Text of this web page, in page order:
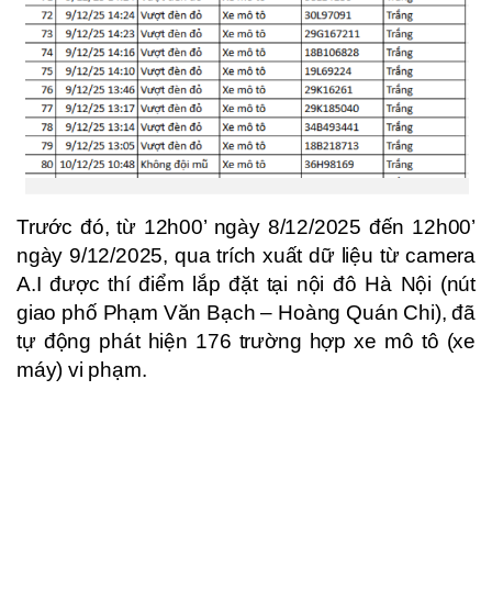
Trước đó, từ 12h00’ ngày 8/12/2025 đến 12h00’
ngày 9/12/2025, qua trích xuất dữ liệu từ camera
A.I được thí điểm lắp đặt tại nội đô Hà Nội (nút
giao phố Phạm Văn Bạch – Hoàng Quán Chi), đã
tự động phát hiện 176 trường hợp xe mô tô (xe
máy) vi phạm.